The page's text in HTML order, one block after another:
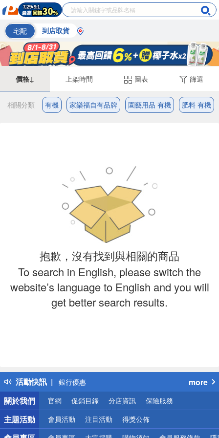
宅配 到店取貨
價格↓ 上架時間 圖表 篩選
相關分類 有機 家樂福自有品牌 園藝用品 有機 肥料 有機
抱歉，沒有找到與相關的商品
To search in English, please switch the
website’s language to English and you will
get better search results.
活動快訊
熱門話題
銀行優惠
偏遠地區配送
詐騙網頁！請小心！
more
關於我們
官網 促銷目錄 分店資訊 保險服務
主題活動 會員活動 注目活動 得獎公佈